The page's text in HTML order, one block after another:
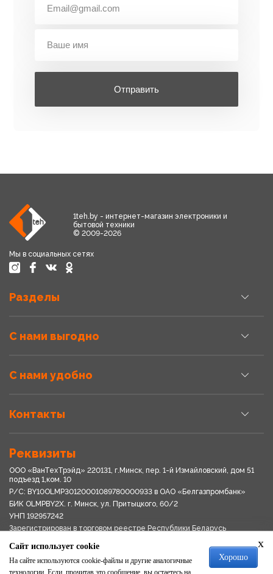
Отправить
1teh.by - интернет-магазин электроники и
бытовой техники
© 2009-2026
Мы в социальных сетях
Разделы
С нами выгодно
С нами удобно
Контакты
Реквизиты
ООО «ВанТехТрэйд» 220131, г.Минск, пер. 1-й Измайловский, дом 51
подъезд 1,ком. 10
Р/С: BY10OLMP30120001089780000933 в OАО «Белгазпромбанк»
БИК OLMPBY2X. г. Минск, ул. Притыцкого, 60/2
УНП 192957242
Зарегистрирован в торговом реестре Республики Беларусь
Свидетельство о регистрации № 192957242выдано 18.08.2017
Мингориспоплком
Политика обработки персональных данных
x
Сайт использует cookie
На сайте используются cookie-файлы и другие аналогичные
технологии. Если, прочитав это сообщение, вы остаетесь на
Хорошо